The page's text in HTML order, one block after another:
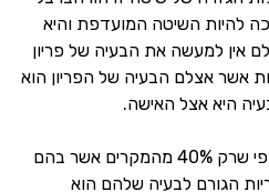
להיות השיטה המועדפת והיא
אין למעשה את הבעיה של פריון
אשר אצלם הבעיה של הפריון הוא
היא אצל האישה.
על פי הדו”ח מתברר כי אף על פי שרק 40% מהמקרים אשר בהם
הגורם לבעיה שלהם הוא